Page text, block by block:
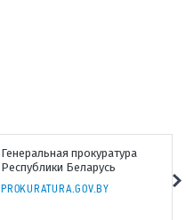
Генеральная прокуратура
Республики Беларусь
PROKURATURA.GOV.BY